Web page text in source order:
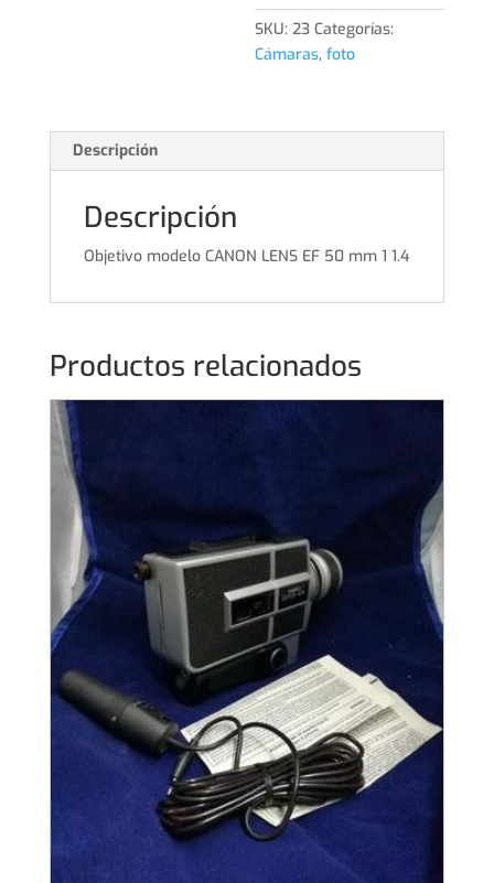
cantidad
SKU:23 Categorías:
Cámaras,foto
Descripción
Descripción
Objetivo modelo CANON LENS EF 50 mm 1 1.4
Productos relacionados